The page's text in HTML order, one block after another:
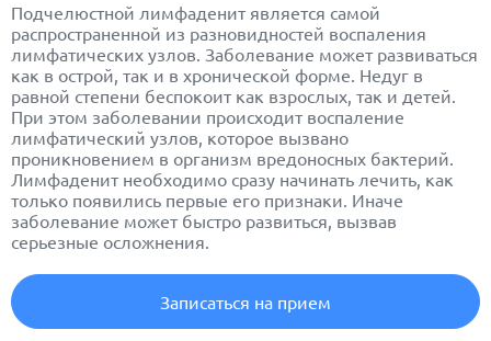
Подчелюстной лимфаденитявляется самой
распространенной из разновидностей воспаления
лимфатических узлов. Заболевание может развиваться
как в острой, так и в хронической форме. Недуг в
равной степени беспокоит как взрослых, так и детей.
При этом заболевании происходит воспаление
лимфатический узлов, которое вызвано
проникновением в организм вредоносных бактерий.
Лимфаденит необходимо сразу начинать лечить, как
только появились первые его признаки. Иначе
заболевание может быстро развиться, вызвав
серьезные осложнения.
Записаться на прием